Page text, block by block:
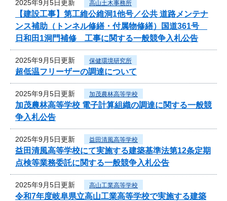
2025年9月5日更新 高山土木事務所
【建設工事】第工維公維洞1他号／公共 道路メンテナ
ンス補助（トンネル修繕・付属物修繕）国道361号
日和田1洞門補修 工事に関する一般競争入札公告
2025年9月5日更新 保健環境研究所
超低温フリーザーの調達について
2025年9月5日更新 加茂農林高等学校
加茂農林高等学校 電子計算組織の調達に関する一般競
争入札公告
2025年9月5日更新 益田清風高等学校
益田清風高等学校にて実施する建築基準法第12条定期
点検等業務委託に関する一般競争入札公告
2025年9月5日更新 高山工業高等学校
令和7年度岐阜県立高山工業高等学校で実施する建築